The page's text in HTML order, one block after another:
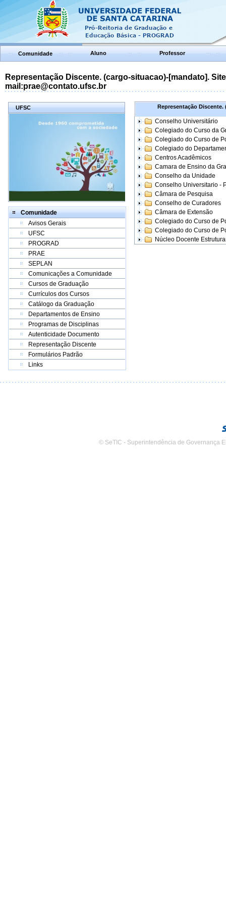
Comunidade Aluno Professor
Representação Discente. (cargo-situacao)-[mandato].
mail:prae@contato.ufsc.br
UFSC
Comunidade
Avisos Gerais
UFSC
PROGRAD
PRAE
SEPLAN
Comunicações a Comunidade
Cursos de Graduação
Currículos dos Cursos
Catálogo da Graduação
Departamentos de Ensino
Programas de Disciplinas
Autenticidade Documento
Representação Discente
Formulários Padrão
Links
Representação Discente.
Conselho Universitário
Colegiado do Curso da
Colegiado do Curso de
Colegiado do
Centros Acadêmicos
Camara de Ensino da
Conselho da Unidade
Conselho Universitario -
Câmara de Pesquisa
Conselho de Curadores
Câmara de Extensão
Colegiado do Curso de
Colegiado do Curso de
Núcleo Docente
© SeTIC - Superintendência de Governança